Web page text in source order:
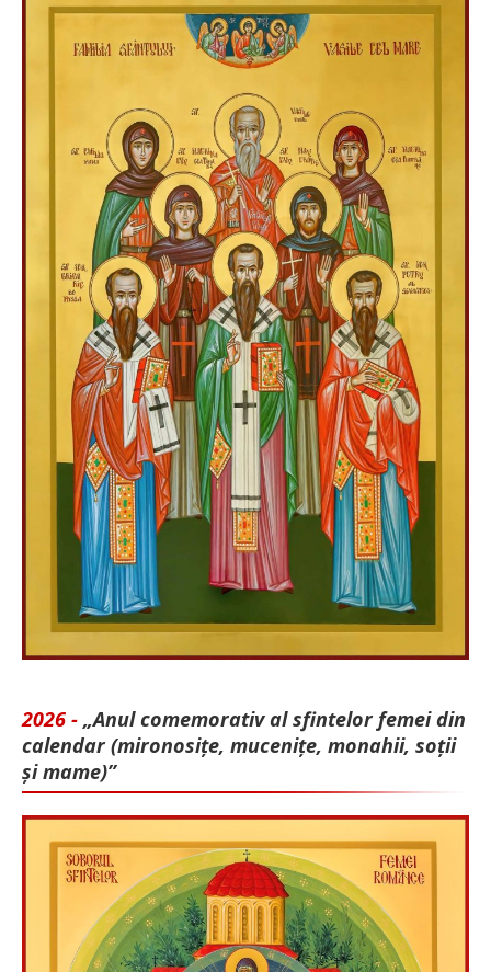
2026 - „Anul comemorativ al sfintelor femei din
calendar (mironosițe, mu­cenițe, monahii, soții
și mame)”